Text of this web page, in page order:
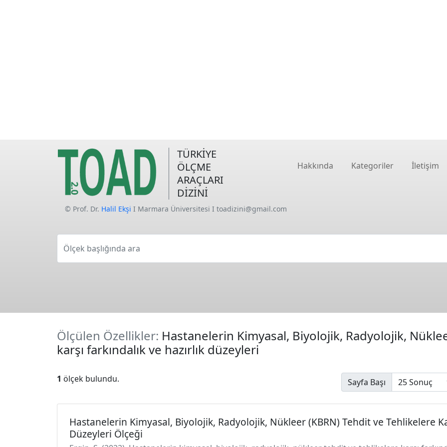
TÜRKİYE
ÖLÇME
ARAÇLARI
DİZİNİ
Hakkında Kategoriler İletişim
© Prof. Dr. Halil Ekşi I Marmara Üniversitesi I toadizini@gmail.com
Ölçek başlığında ara
Ölçülen Özellikler: Hastanelerin Kimyasal, Biyolojik, Radyolojik,
karşı farkındalık ve hazırlık düzeyleri
1 ölçek bulundu. Sayfa Başı
Hastanelerin Kimyasal, Biyolojik, Radyolojik, Nükleer (KBRN) Tehdit ve Tehlikelere
Düzeyleri Ölçeği